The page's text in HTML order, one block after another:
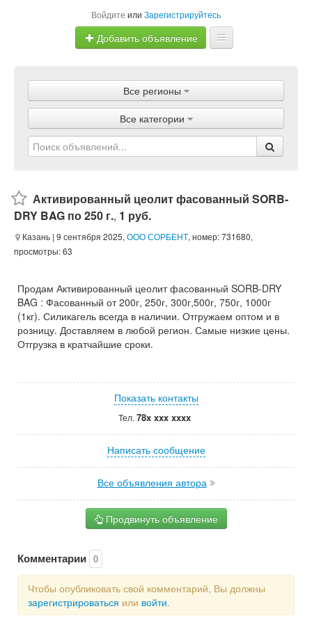
Войдите или Зарегистрируйтесь
Добавить объявление
Объявления
Магазины
Услуги
Все регионы
Все категории
Активированный цеолит фасованный SORB-
DRY BAG по 250 г., 1 руб.
Казань | 9 сентября 2025, ООО СОРБЕНТ, номер: 731680,
просмотры: 63
Продам Активированный цеолит фасованный SORB-DRY
BAG : Фасованный от 200г, 250г, 300г,500г, 750г, 1000г
(1кг). Силикагель всегда в наличии. Отгружаем оптом и в
розницу. Доставляем в любой регион. Самые низкие цены.
Отгрузка в кратчайшие сроки.
Показать контакты
Тел. 78x xxx xxxx
Написать сообщение
Все объявления автора
Продвинуть объявление
Комментарии 0
Чтобы опубликовать свой комментарий, Вы должны
зарегистрироваться или войти.